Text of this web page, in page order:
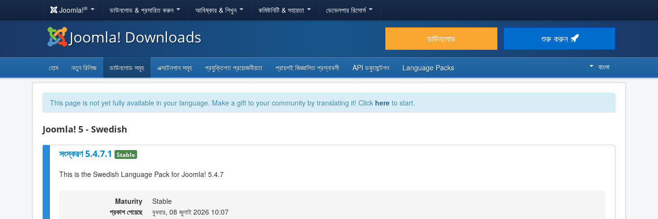
Joomla!® ডাউনলোড & প্রসারিত করুন আবিষ্কার & শিখুন কমিউনিটি & সহায়তা ডেভেলপার রিসোর্স
Joomla! Downloads ডাউনলোড শুরু করুন
হোম নতুন রিলিজ ডাউনলোড সমূহ এক্সটেনশান সমূহ প্রযুক্তিগত প্রয়োজনীয়তা প্রায়শই জিজ্ঞাসিত প্রশ্নাবলী API ডকুমেন্টেশন Language Packs বাংলা
This page is not yet fully available in your language. Make a gift to your community by translating it! Click here to start.
Joomla! 5 - Swedish
সংস্করণ 5.4.7.1 Stable
This is the Swedish Language Pack for Joomla! 5.4.7
Maturity
Stable
প্রকাশ পেয়েছে
বুধবার, 08 জুলাই 2026 10:07